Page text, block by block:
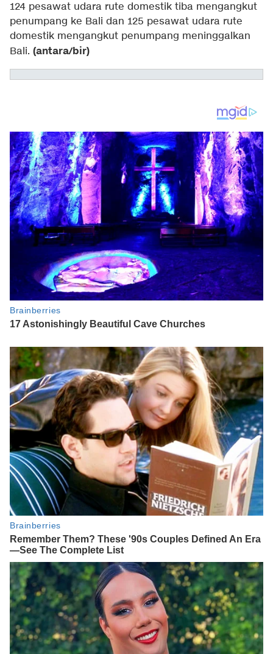
124 pesawat udara rute domestik tiba mengangkut
penumpang ke Bali dan 125 pesawat udara rute
domestik mengangkut penumpang meninggalkan
Bali. (antara/bir)